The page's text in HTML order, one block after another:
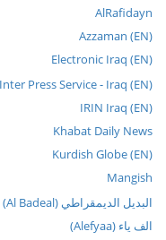
AlRafidayn
Azzaman (EN)
Electronic Iraq (EN)
Inter Press Service - Iraq (EN)
IRIN Iraq (EN)
Khabat Daily News
Kurdish Globe (EN)
Mangish
البديل الديمقراطي (Al Badeal)
الف ياء (Alefyaa)